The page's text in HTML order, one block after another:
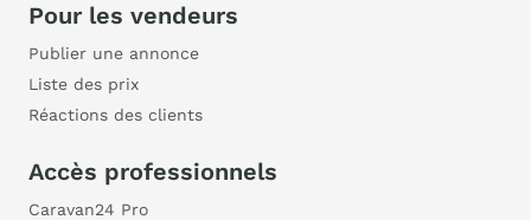
Pour les vendeurs
Publier une annonce
Liste des prix
Réactions des clients
Accès professionnels
Caravan24 Pro